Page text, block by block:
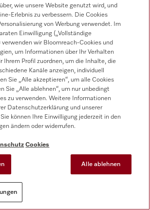
wie unsere Website genutzt wird, und
Erlebnis zu verbessern. Die Cookies
von Werbung verwendet. Im
Einwilligung („Vollständige
verwenden wir Bloomreach-Cookies und
um Informationen über Ihr Verhalten
Ihrem Profil zuordnen, um die Inhalte, die
Kanäle anzeigen, individuell
Sie „Alle akzeptieren“, um alle Cookies
Sie „Alle ablehnen“, um nur unbedingt
zu verwenden. Weitere Informationen
Datenschutzerklärung und unserer
können Ihre Einwilligung jederzeit in den
ändern oder widerrufen.
Cookies
Alle ablehnen